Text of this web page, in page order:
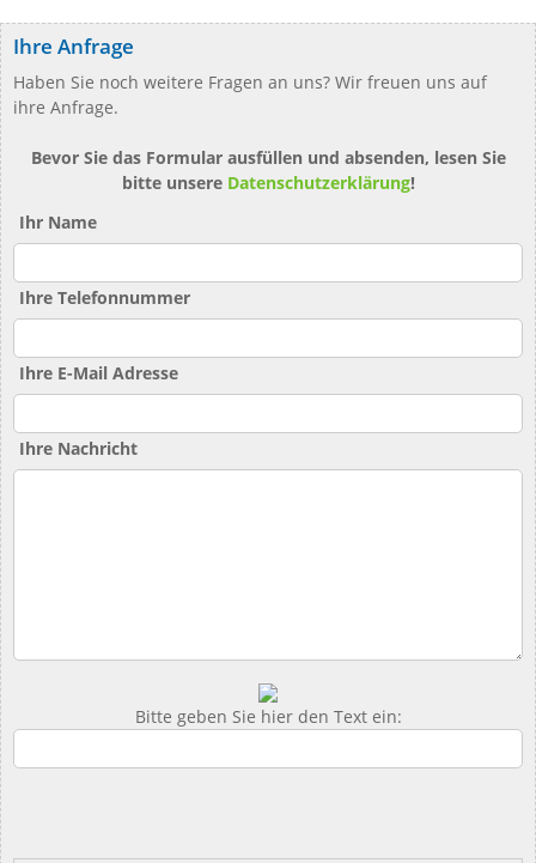
Ihre Anfrage
Haben Sie noch weitere Fragen an uns? Wir freuen uns auf
ihre Anfrage.
Bevor Sie das Formular ausfüllen und absenden, lesen Sie
bitte unsere Datenschutzerklärung!
Ihr Name
Ihre Telefonnummer
Ihre E-Mail Adresse
Ihre Nachricht
Bitte geben Sie hier den Text ein: